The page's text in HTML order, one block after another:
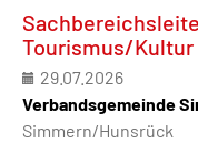
Tourismus/Kultur
29.07.2026
Verbandsgemeinde
Simmern/Hunsrück